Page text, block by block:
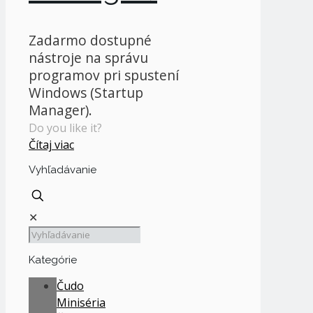
Zadarmo dostupné
nástroje na správu
programov pri spustení
Windows (Startup
Manager).
Do you like it?
Čítaj viac
Vyhľadávanie
✕
Kategórie
Čudo
Miniséria